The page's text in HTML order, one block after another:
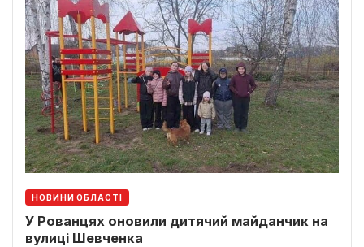
НОВИНИ ОБЛАСТІ
У Рованцях оновили дитячий майданчик на
вулиці Шевченка